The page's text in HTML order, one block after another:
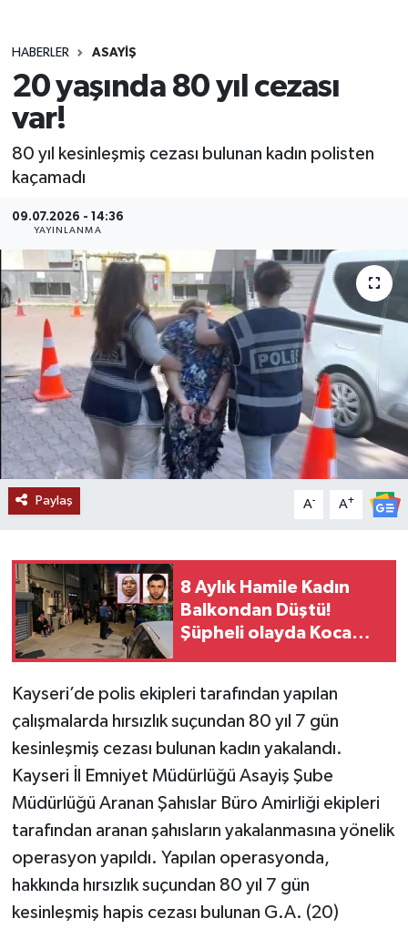
HABERLER ASAYİŞ
20 yaşında 80 yıl cezası
var!
80 yıl kesinleşmiş cezası bulunan kadın polisten
kaçamadı
09.07.2026 - 14:36
YAYINLANMA
Paylaş A- A+
8 Aylık Hamile Kadın
Balkondan Düştü!
Şüpheli olayda Koca
Kayseri’de polis ekipleri tarafından yapılan
çalışmalarda hırsızlık suçundan 80 yıl 7 gün
kesinleşmiş cezası bulunan kadın yakalandı.
Kayseri İl Emniyet Müdürlüğü Asayiş Şube
Müdürlüğü Aranan Şahıslar Büro Amirliği ekipleri
tarafından aranan şahısların yakalanmasına yönelik
operasyon yapıldı. Yapılan operasyonda,
hakkında hırsızlık suçundan 80 yıl 7 gün
kesinleşmiş hapis cezası bulunan G.A. (20)
ÖZEL HABER
RESMİ İLANLAR
SAĞLIK
SİYASET
SOSYAL YARDIMLAR
SPONSORLU YAZI
SPOR
TEKNOLOJİ
YAŞAM